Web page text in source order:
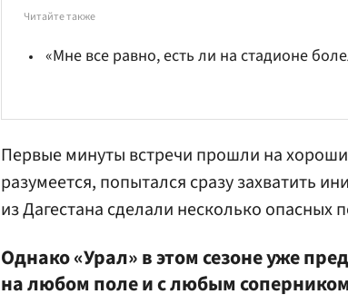
Читайте также
«Мне все равно, есть ли на стадионе
Первые минуты встречи прошли на
разумеется, попытался сразу захватить
из Дагестана сделали несколько опасных
Однако «Урал» в этом сезоне уже
на любом поле и с любым